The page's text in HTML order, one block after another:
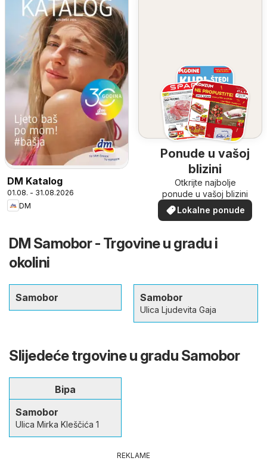
DM Katalog
01.08. - 31.08.2026
DM
Ponude u vašoj
blizini
Otkrijte najbolje
ponude u vašoj blizini
Lokalne ponude
DM Samobor - Trgovine u gradu i
okolini
Samobor Samobor
Ulica Ljudevita Gaja
Slijedeće trgovine u gradu Samobor
Bipa
Samobor
Ulica Mirka Kleščića 1
REKLAME